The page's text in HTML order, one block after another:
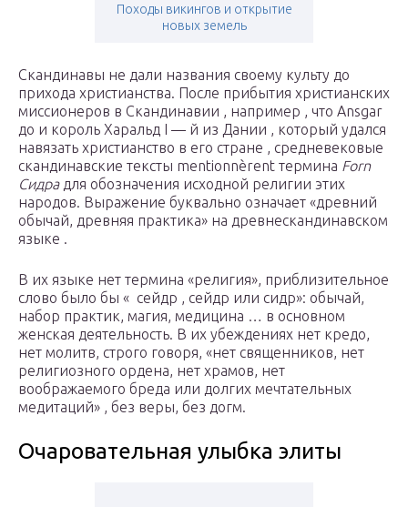
Походы викингов и открытие
новых земель
Скандинавы не дали названия своему культу до
прихода христианства. После прибытия христианских
миссионеров в Скандинавии , например , что Ansgar
до и король Харальд I — й из Дании , который удался
навязать христианство в его стране , средневековые
скандинавские тексты mentionnèrent термина Forn
Сидрадля обозначения исходной религии этих
народов. Выражение буквально означает «древний
обычай, древняя практика» на древнескандинавском
языке .
В их языке нет термина «религия», приблизительное
слово было бы « сейдр , сейдр или сидр»: обычай,
набор практик, магия, медицина … в основном
женская деятельность. В их убеждениях нет кредо,
нет молитв, строго говоря, «нет священников, нет
религиозного ордена, нет храмов, нет
воображаемого бреда или долгих мечтательных
медитаций» , без веры, без догм.
Очаровательная улыбка элиты